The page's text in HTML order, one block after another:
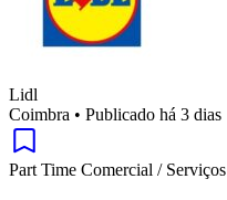
Lidl
Coimbra • Publicado há 3 dias
Part Time Comercial / Serviços